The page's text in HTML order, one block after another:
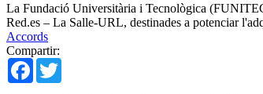
La Fundació Universitària i Tecnològica
Red.es – La Salle-URL, destinades a potenciar
Accords
Compartir:
Facebook